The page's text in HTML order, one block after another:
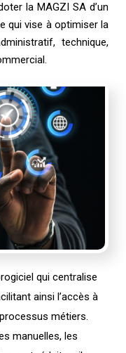
la MAGZI SA d’un
qui vise à optimiser la
technique,
qui centralise
ainsi l’accès à
métiers.
manuelles, les